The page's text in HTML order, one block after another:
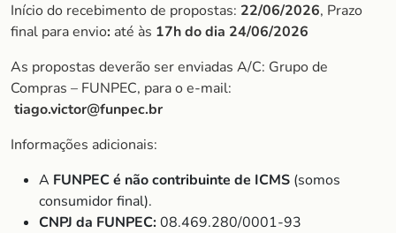
Início do recebimento de propostas: 22/06/2026, Prazo
final para envio: até às 17h do dia 24/06/2026
As propostas deverão ser enviadas A/C: Grupo de
Compras – FUNPEC, para o e-mail:
tiago.victor@funpec.br
Informações adicionais:
A FUNPEC é não contribuinte de ICMS (somos
consumidor final).
CNPJ da FUNPEC:08.469.280/0001-93